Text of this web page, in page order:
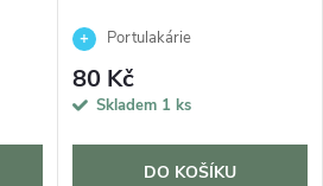
Portulakárie
80 Kč
Skladem 1 ks
DO KOŠÍKU